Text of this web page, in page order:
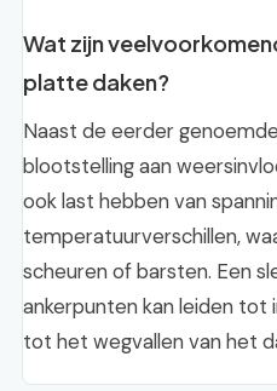
Wat zijn
platte daken?
Naast de eerder
blootstelling aan
ook last hebben van
temperatuurverschillen,
scheuren of barsten. Een
ankerpunten kan leiden tot
tot het wegvallen van het